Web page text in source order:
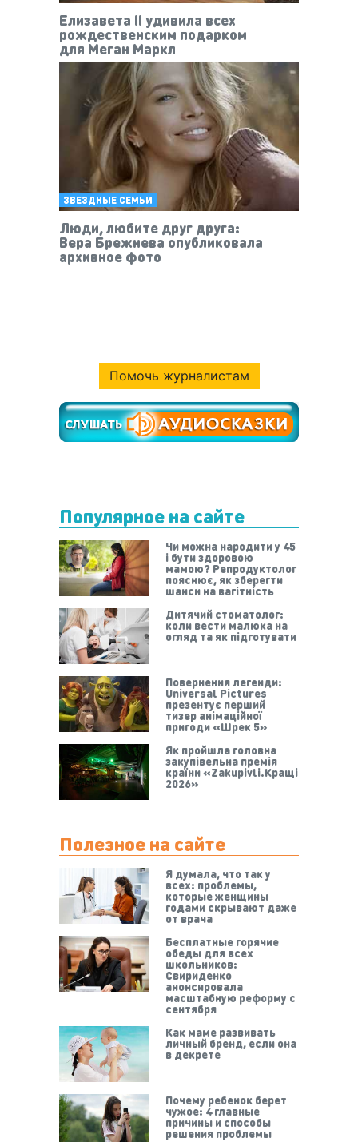
Елизавета II удивила всех
рождественским подарком
для Меган Маркл
ЗВЕЗДНЫЕ СЕМЬИ
Люди, любите друг друга:
Вера Брежнева опубликовала
архивное фото
Помочь журналистам
Популярное на сайте
Чи можна народити у 45
і бути здоровою
мамою? Репродуктолог
пояснює, як зберегти
шанси на вагітність
Дитячий стоматолог:
коли вести малюка на
огляд та як підготувати
Повернення легенди:
Universal Pictures
презентує перший
тизер анімаційної
пригоди «Шрек 5»
Як пройшла головна
закупівельна премія
країни «Zakupivli.Кращі
2026»
Полезное на сайте
Я думала, что так у
всех: проблемы,
которые женщины
годами скрывают даже
от врача
Бесплатные горячие
обеды для всех
школьников:
Свириденко
анонсировала
масштабную реформу с
сентября
Как маме развивать
личный бренд, если она
в декрете
Почему ребенок берет
чужое: 4 главные
причины и способы
решения проблемы